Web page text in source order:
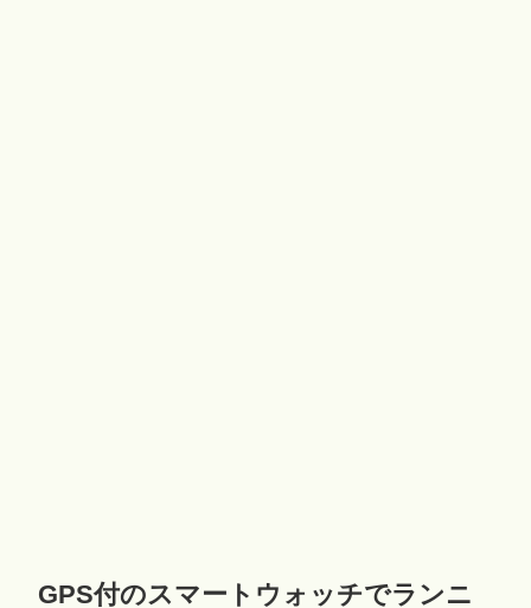
GPS付のスマートウォッチでランニ